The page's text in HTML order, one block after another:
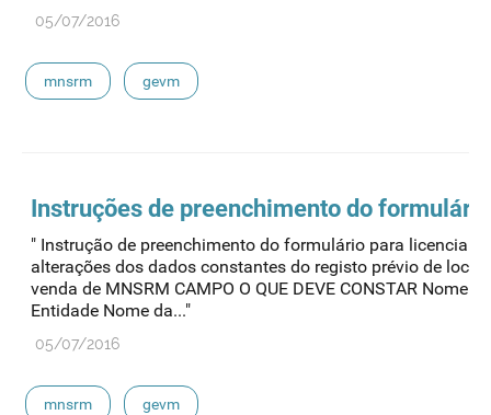
05/07/2016
mnsrm gevm
Instruções de preenchimento do formulário
" Instrução de preenchimento do formulário para
alterações dos dados constantes do registo prévio de local
venda de MNSRM CAMPO O QUE DEVE CONSTAR Nome da
Entidade Nome da..."
05/07/2016
mnsrm gevm